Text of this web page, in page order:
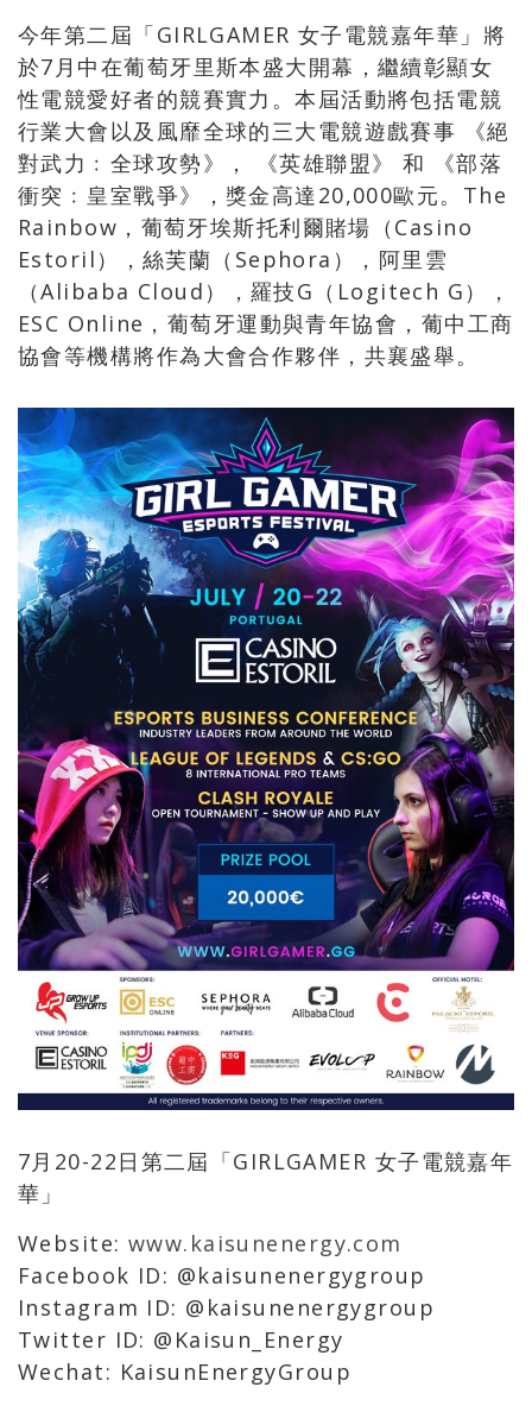
今年第二屆「GIRLGAMER 女子電競嘉年華」將
於7月中在葡萄牙里斯本盛大開幕，繼續彰顯女
性電競愛好者的競賽實力。本屆活動將包括電競
行業大會以及風靡全球的三大電競遊戲賽事 《絕
對武力﹕全球攻勢》， 《英雄聯盟》 和 《部落
衝突﹕皇室戰爭》，獎金高達20,000歐元。The
Rainbow，葡萄牙埃斯托利爾賭場（Casino
Estoril），絲芙蘭（Sephora），阿里雲
（Alibaba Cloud），羅技G（Logitech G），
ESC Online，葡萄牙運動與青年協會，葡中工商
協會等機構將作為大會合作夥伴，共襄盛舉。
7月20-22日第二屆「GIRLGAMER 女子電競嘉年
華」
Website: www.kaisunenergy.com
Facebook ID: @kaisunenergygroup
Instagram ID: @kaisunenergygroup
Twitter ID: @Kaisun_Energy
Wechat: KaisunEnergyGroup